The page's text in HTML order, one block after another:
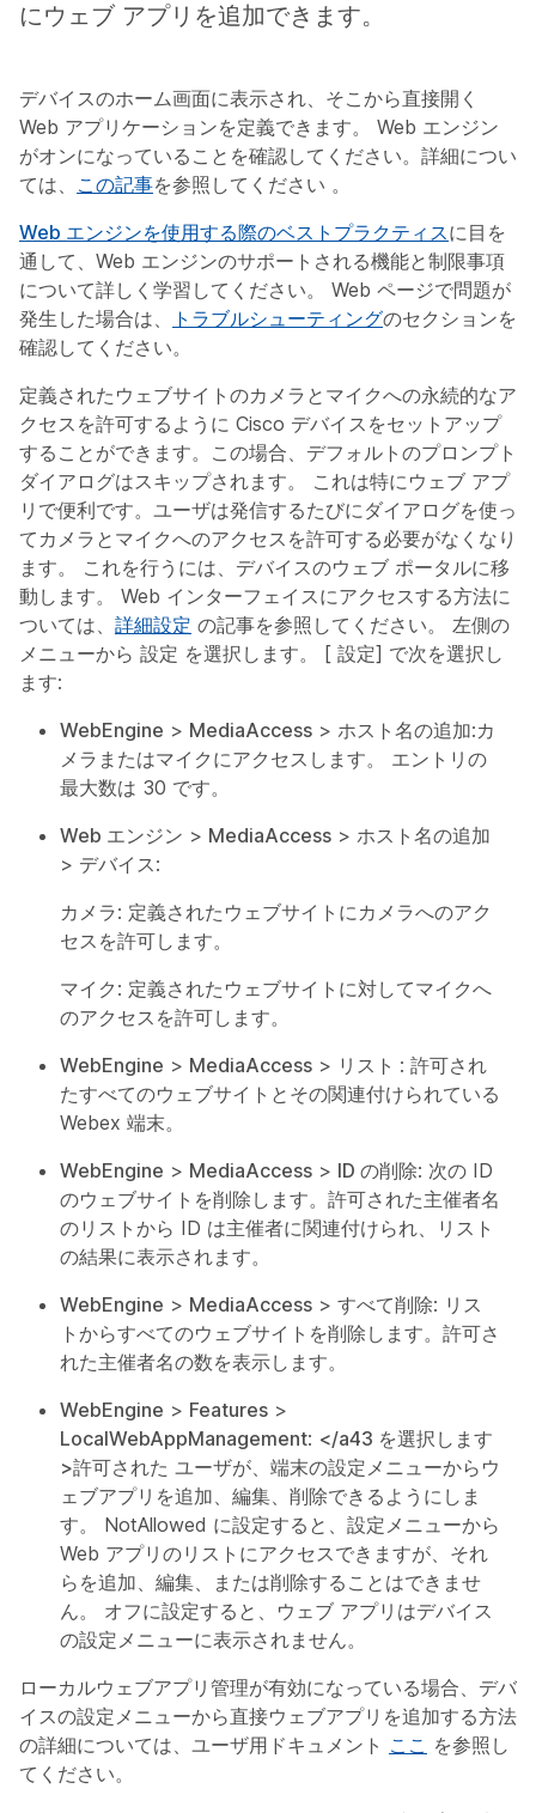
にウェブ アプリを追加できます。
デバイスのホーム画面に表示され、そこから直接開く
Web アプリケーションを定義できます。 Web エンジン
がオンになっていることを確認してください。詳細につい
ては、 この記事を参照してください 。
Web エンジンを使用する際のベストプラクティスに目を
通して、Web エンジンのサポートされる機能と制限事項
について詳しく学習してください。 Web ページで問題が
発生した場合は、
トラブルシューティングのセクションを
確認してください。
定義されたウェブサイトのカメラとマイクへの永続的なア
クセスを許可するように Cisco デバイスをセットアップ
することができます。この場合、デフォルトのプロンプト
ダイアログはスキップされます。 これは特にウェブ アプ
リで便利です。ユーザは発信するたびにダイアログを使っ
てカメラとマイクへのアクセスを許可する必要がなくなり
ます。 これを行うには、デバイスのウェブ ポータルに移
動します。 Web インターフェイスにアクセスする方法に
ついては、 詳細設定 の記事を参照してください。 左側の
メニューから 設定 を選択します。 [ 設定] で次を選択し
ます:
WebEngine > MediaAccess > ホスト名の追加:カ
メラまたはマイクにアクセスします。 エントリの
最大数は 30 です。
Web エンジン > MediaAccess > ホスト名の追加
> デバイス:
カメラ: 定義されたウェブサイトにカメラへのアク
セスを許可します。
マイク: 定義されたウェブサイトに対してマイクへ
のアクセスを許可します。
WebEngine > MediaAccess > リスト : 許可され
たすべてのウェブサイトとその関連付けられている
Webex 端末。
WebEngine > MediaAccess > ID の削除: 次の ID
のウェブサイトを削除します。許可された主催者名
のリストから ID は主催者に関連付けられ、リスト
の結果に表示されます。
WebEngine > MediaAccess > すべて削除: リス
トからすべてのウェブサイトを削除します。許可さ
れた主催者名の数を表示します。
WebEngine > Features >
LocalWebAppManagement: </a43 を選択します
>許可された ユーザが、端末の設定メニューからウ
ェブアプリを追加、編集、削除できるようにしま
す。 NotAllowed に設定すると、設定メニューから
Web アプリのリストにアクセスできますが、それ
らを追加、編集、または削除することはできませ
ん。 オフに設定すると、ウェブ アプリはデバイス
の設定メニューに表示されません。
ローカルウェブアプリ管理が有効になっている場合、デバ
イスの設定メニューから直接ウェブアプリを追加する方法
の詳細については、ユーザ用ドキュメント ここ を参照し
てください。